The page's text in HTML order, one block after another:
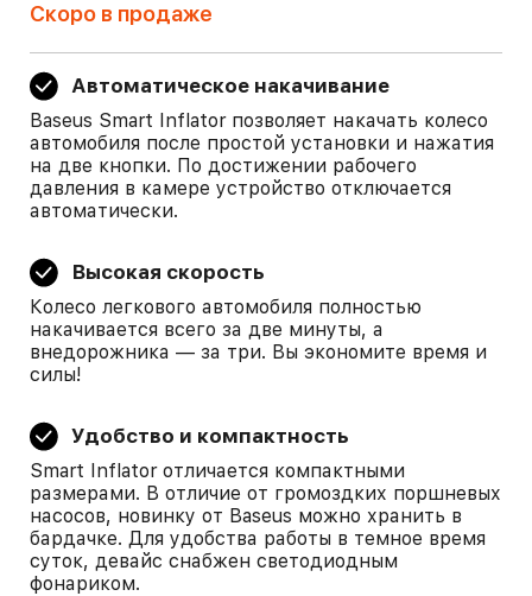
Скоро в продаже
Автоматическое накачивание
Baseus Smart Inflator позволяет накачать колесо
автомобиля после простой установки и нажатия
на две кнопки. По достижении рабочего
давления в камере устройство отключается
автоматически.
Высокая скорость
Колесо легкового автомобиля полностью
накачивается всего за две минуты, а
внедорожника — за три. Вы экономите время и
силы!
Удобство и компактность
Smart Inflator отличается компактными
размерами. В отличие от громоздких поршневых
насосов, новинку от Baseus можно хранить в
бардачке. Для удобства работы в темное время
суток, девайс снабжен светодиодным
фонариком.